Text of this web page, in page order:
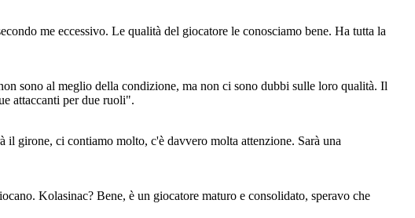
me eccessivo. Le qualità del giocatore le conosciamo bene. Ha tutta la
sono al meglio della condizione, ma non ci sono dubbi sulle loro qualità. Il
attaccanti per due ruoli".
il girone, ci contiamo molto, c'è davvero molta attenzione. Sarà una
Kolasinac? Bene, è un giocatore maturo e consolidato, speravo che